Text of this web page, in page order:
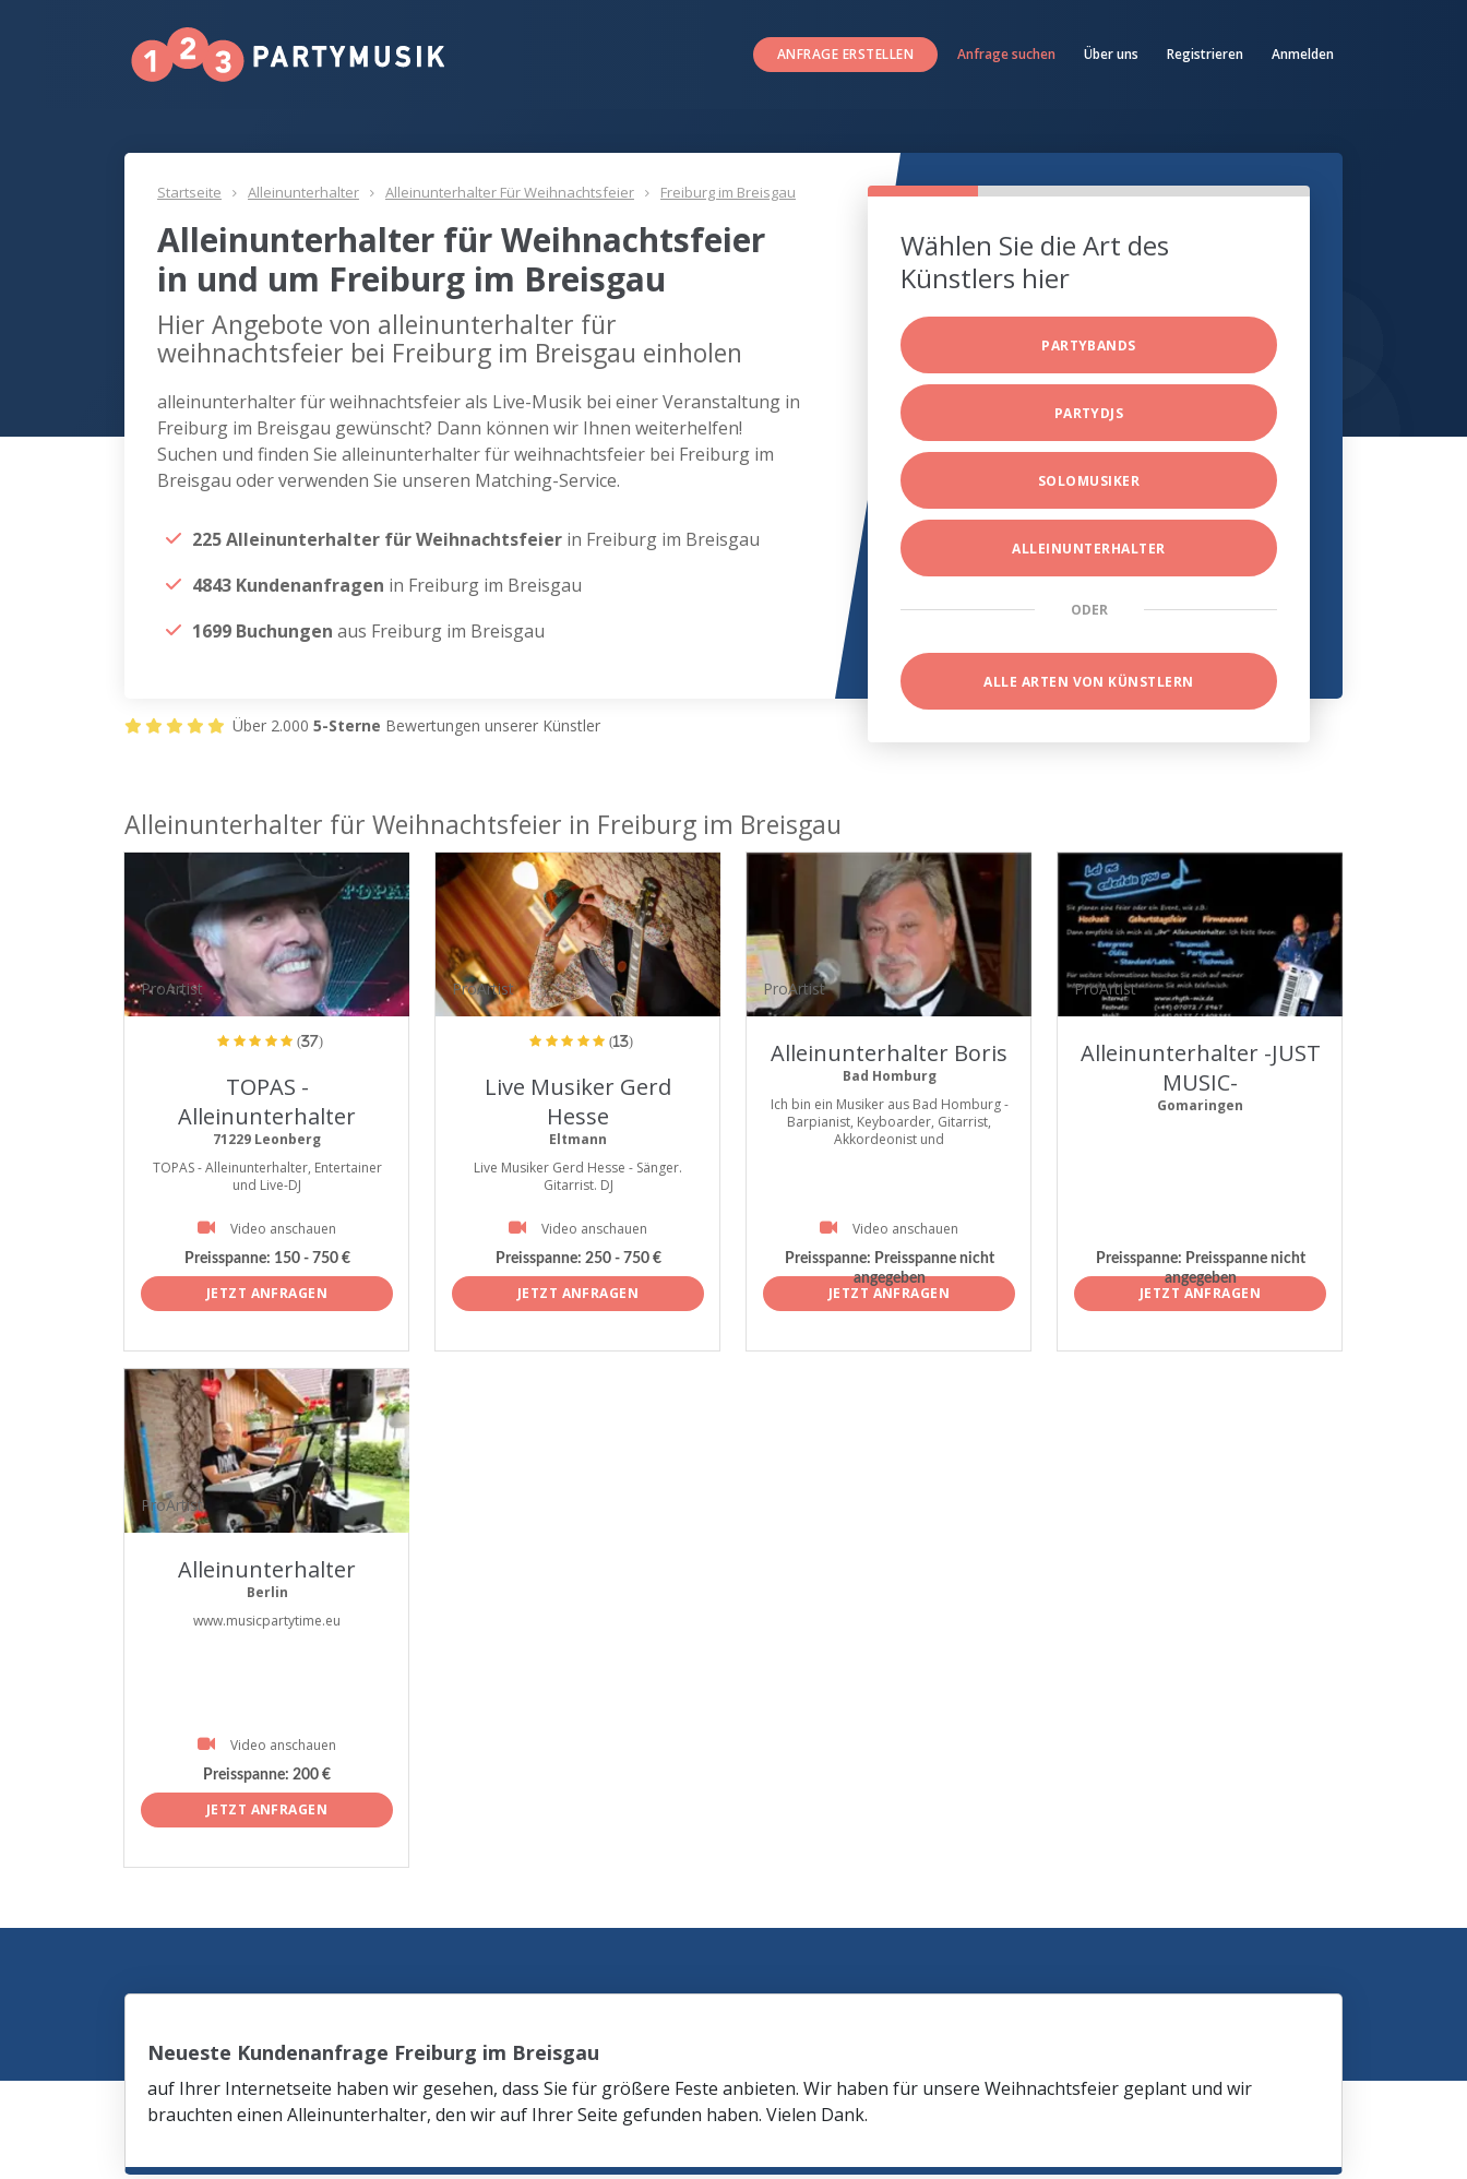
ANFRAGE ERSTELLEN Anfrage suchen Über uns Registrieren Anmelden
Startseite Alleinunterhalter Alleinunterhalter Für Weihnachtsfeier Freiburg im Breisgau
Alleinunterhalter für Weihnachtsfeier
in und um Freiburg im Breisgau
Hier Angebote von alleinunterhalter für
weihnachtsfeier bei Freiburg im Breisgau einholen
alleinunterhalter für weihnachtsfeier als Live-Musik bei einer Veranstaltung in
Freiburg im Breisgau gewünscht? Dann können wir Ihnen weiterhelfen!
Suchen und finden Sie alleinunterhalter für weihnachtsfeier bei Freiburg im
Breisgau oder verwenden Sie unseren Matching-Service.
225 Alleinunterhalter für Weihnachtsfeier in Freiburg im Breisgau
4843 Kundenanfragen in Freiburg im Breisgau
1699 Buchungen aus Freiburg im Breisgau
Wählen Sie die Art des
Künstlers hier
PARTYBANDS
PARTYDJS
SOLOMUSIKER
ALLEINUNTERHALTER
ODER
ALLE ARTEN VON KÜNSTLERN
Über 2.000 5-Sterne Bewertungen unserer Künstler
Alleinunterhalter für Weihnachtsfeier in Freiburg im Breisgau
ProArtist
(37)
TOPAS -
Alleinunterhalter
71229 Leonberg
TOPAS - Alleinunterhalter, Entertainer
und Live-DJ
Video anschauen
Preisspanne: 150 - 750 €
JETZT ANFRAGEN
ProArtist
(13)
Live Musiker Gerd
Hesse
Eltmann
Live Musiker Gerd Hesse - Sänger.
Gitarrist. DJ
Video anschauen
Preisspanne: 250 - 750 €
JETZT ANFRAGEN
ProArtist
Alleinunterhalter Boris
Bad Homburg
Ich bin ein Musiker aus Bad Homburg -
Barpianist, Keyboarder, Gitarrist,
Akkordeonist und
Video anschauen
Preisspanne: Preisspanne nicht
angegeben
JETZT ANFRAGEN
ProArtist
Alleinunterhalter -JUST
MUSIC-
Gomaringen
Preisspanne: Preisspanne nicht
angegeben
JETZT ANFRAGEN
ProArtist
Alleinunterhalter
Berlin
www.musicpartytime.eu
Video anschauen
Preisspanne: 200 €
JETZT ANFRAGEN
Neueste Kundenanfrage Freiburg im Breisgau
auf Ihrer Internetseite haben wir gesehen, dass Sie für größere Feste anbieten. Wir haben für unsere Weihnachtsfeier geplant und wir
brauchten einen Alleinunterhalter, den wir auf Ihrer Seite gefunden haben. Vielen Dank.